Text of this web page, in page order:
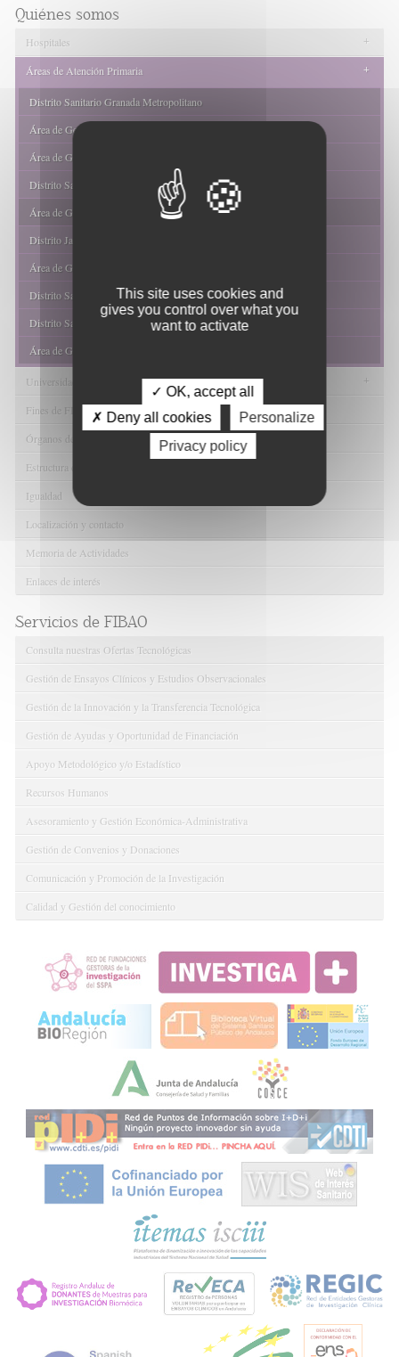
Quiénes somos
+
Hospitales
+
Áreas de Atención Primaria
Distrito Sanitario Granada Metropolitano
Área de Gestión Sanitaria Sur de Granada
Área de Gestión Sanitaria Nordeste de Granada
Distrito Sanitario Jaén
Área de Gestión Sanitaria Norte de Jaén
Distrito Jaén Sur
Área de Gestión Sanitaria Nordeste de Jaén
Distrito Sanitario de Almería
Distrito Sanitario Poniente de Almería
Área de Gestión Sanitaria Norte de Almería
+
Universidades
Fines de FIBAO
Órganos de Gobierno
Estructura de FIBAO
Igualdad
Localización y contacto
Memoria de Actividades
Enlaces de interés
Servicios de FIBAO
Consulta nuestras Ofertas Tecnológicas
Gestión de Ensayos Clínicos y Estudios Observacionales
Gestión de la Innovación y la Transferencia Tecnológica
Gestión de Ayudas y Oportunidad de Financiación
Apoyo Metodológico y/o Estadístico
Recursos Humanos
Asesoramiento y Gestión Económica-Administrativa
Gestión de Convenios y Donaciones
Comunicación y Promoción de la Investigación
Calidad y Gestión del conocimiento
This site uses cookies and
gives you control over what you
want to activate
✓ OK, accept all
✗ Deny all cookies
Personalize
Privacy policy